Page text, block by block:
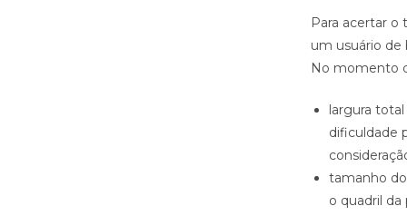
Para acertar o
um usuário
No momento
largura
dificuldade
tamanho
o quadril